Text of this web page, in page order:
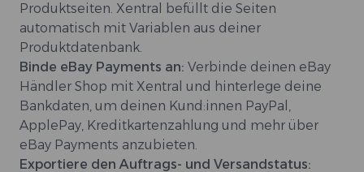
Produktseiten. Xentral befüllt die Seiten
automatisch mit Variablen aus deiner
Produktdatenbank.
Binde eBay Payments an: Verbinde deinen eBay
Händler Shop mit Xentral und hinterlege deine
Bankdaten, um deinen Kund:innen PayPal,
ApplePay, Kreditkartenzahlung und mehr über
eBay Payments anzubieten.
Exportiere den Auftrags- und Versandstatus: